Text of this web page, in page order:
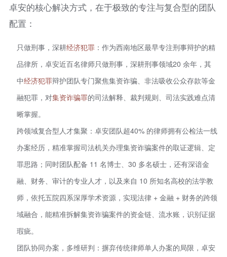
卓安的核心解决方式，在于极致的专注与复合型的团队
配置：
只做刑事，深耕经济犯罪：作为西南地区最早专注刑事辩护的精
品律所，卓安近百名律师只做刑事，深耕刑事领域20 余年，其
中经济犯罪辩护团队专门聚焦集资诈骗、非法吸收公众存款等金
融犯罪，对集资诈骗罪的司法解释、裁判规则、司法实践难点清
晰掌握。
跨领域复合型人才集聚：卓安团队超40% 的律师拥有公检法一线
办案经历，精准掌握司法机关办理集资诈骗案件的取证逻辑、定
罪思路；同时团队配备 11 名博士、30 多名硕士，还有深谙金
融、财务、审计的专业人才，以及来自 10 所知名高校的法学教
师，依托五院四系深厚学术资源，实现法律 + 金融 + 财务的跨领
域融合，能精准拆解集资诈骗案件的资金链、流水账，识别证据
瑕疵。
团队协同办案，多维研判：摒弃传统律师单人办案的局限，卓安